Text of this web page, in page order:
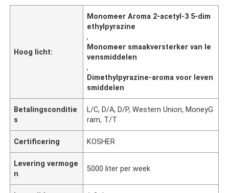
Hoog licht:
Monomeer Aroma 2-acetyl-3 5-dim
ethylpyrazine
,
Monomeer smaakversterker van le
vensmiddelen
,
Dimethylpyrazine-aroma voor leven
smiddelen
Betalingsconditie
s
L/C, D/A, D/P, Western Union, MoneyG
ram, T/T
Certificering KOSHER
Levering vermoge
n
5000 liter per week